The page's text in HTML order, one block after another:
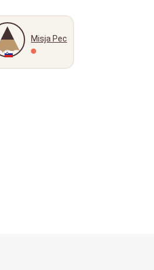
Misja Pec